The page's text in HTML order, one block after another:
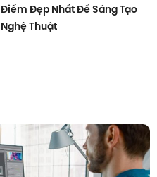
Điểm Đẹp Nhất Để Sáng Tạo
Nghệ Thuật